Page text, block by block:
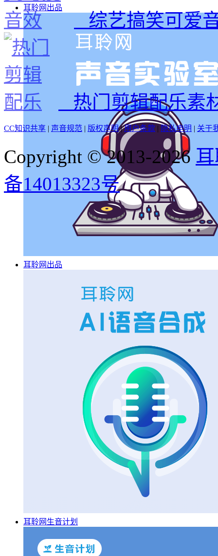
耳聆网出品
耳聆网出品
耳聆网生音计划
综艺搞笑可爱
热门剪辑配乐素
CC知识共享 | 声音规范 | 版权声明|用户条款 | 隐私申明 | 关于
Copyright © 2013-2026
备14013323号